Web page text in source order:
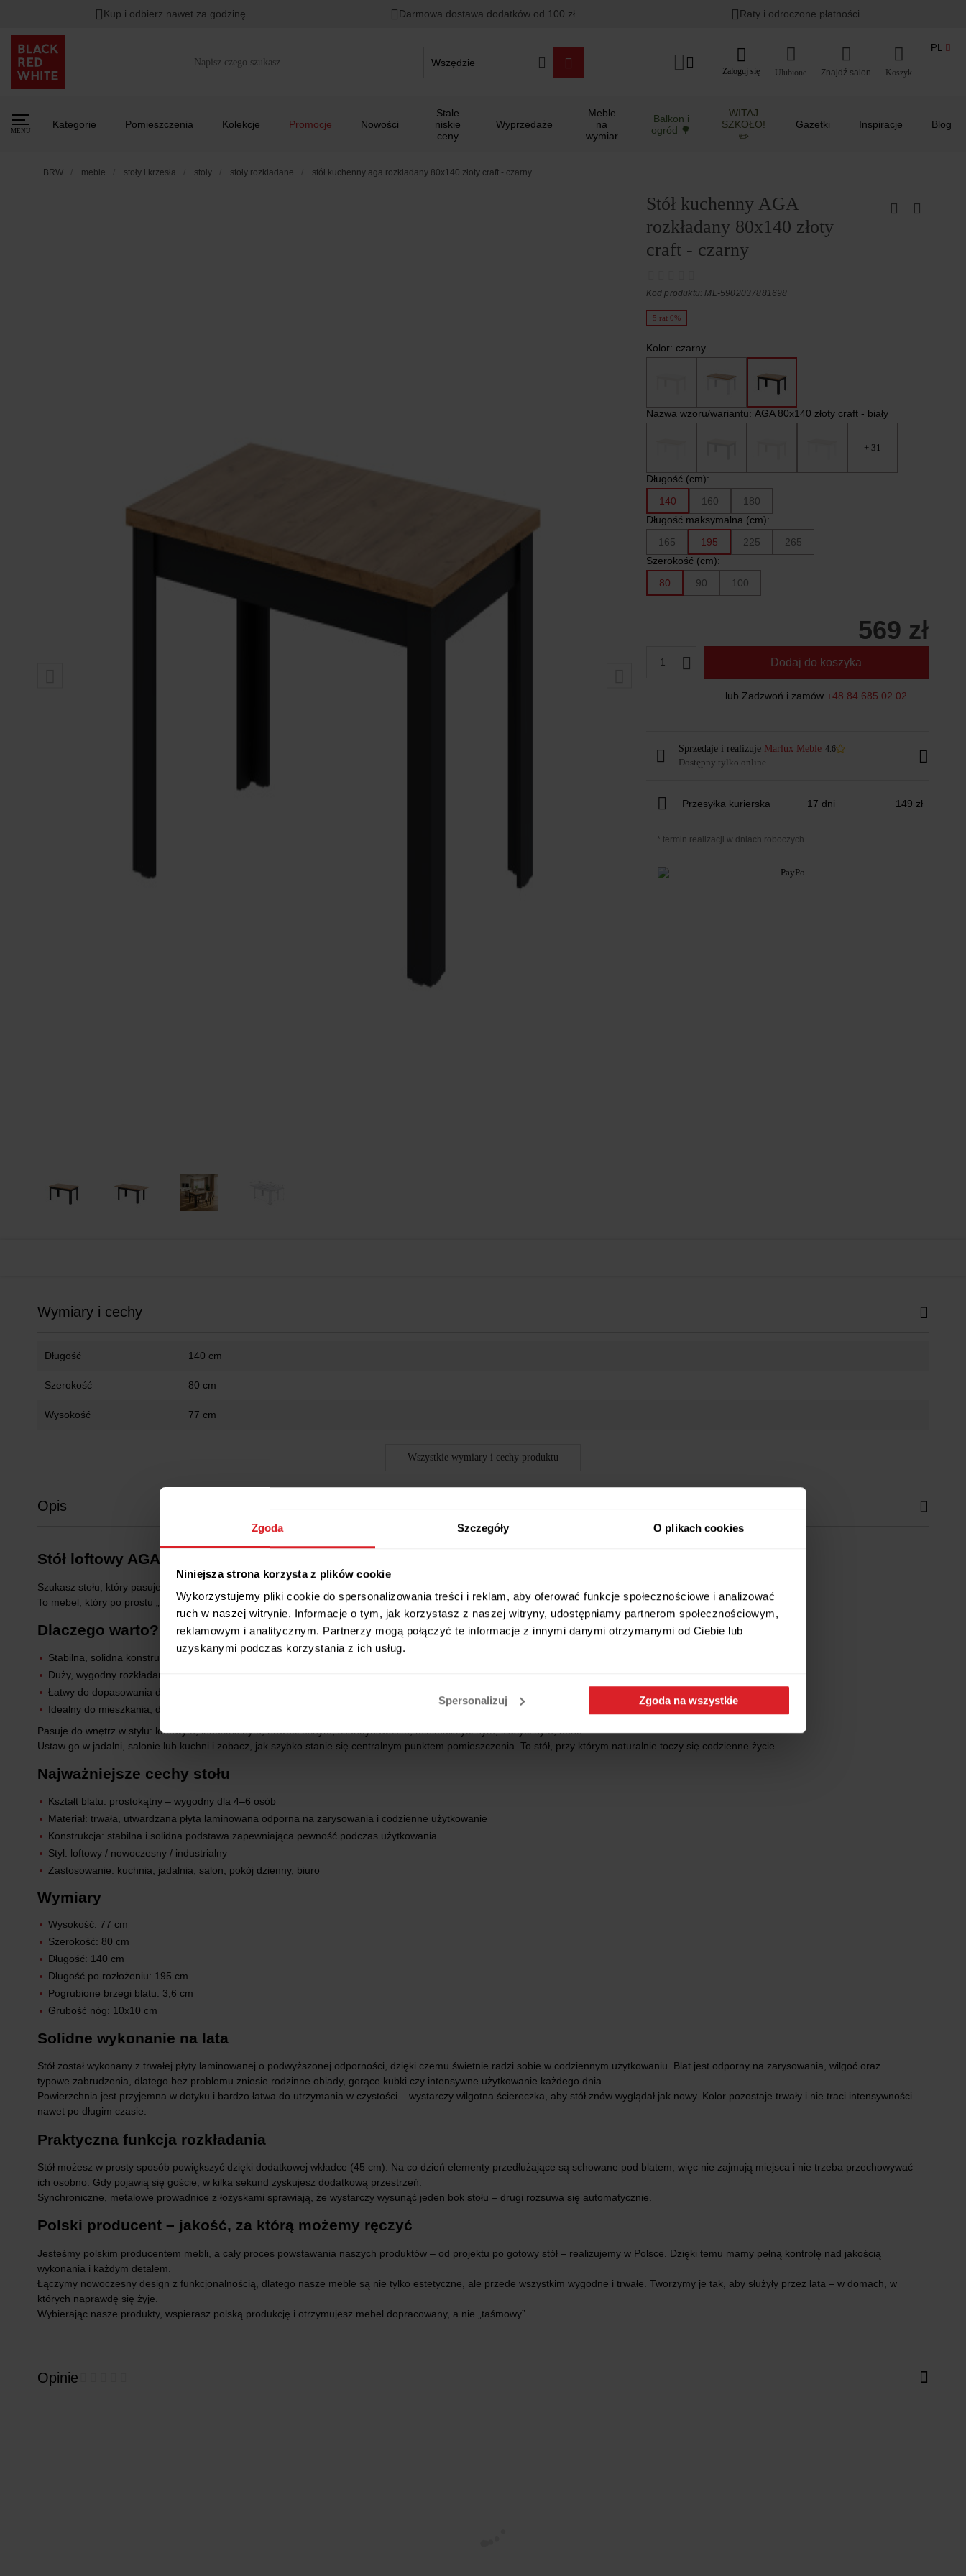
Zgoda Szczegóły O plikach cookies
Niniejsza strona korzysta z plików cookie
Wykorzystujemy pliki cookie do spersonalizowania treści i reklam, aby oferować funkcje społecznościowe i analizować
ruch w naszej witrynie. Informacje o tym, jak korzystasz z naszej witryny, udostępniamy partnerom społecznościowym,
reklamowym i analitycznym. Partnerzy mogą połączyć te informacje z innymi danymi otrzymanymi od Ciebie lub
uzyskanymi podczas korzystania z ich usług.
Spersonalizuj Zgoda na wszystkie
Kup i odbierz nawet za godzinę Darmowa dostawa dodatków od 100 zł Raty i odroczone płatności
Wszędzie
Zaloguj się Ulubione Koszyk
PL
MENU
Kategorie Pomieszczenia Kolekcje Promocje Nowości
Stale
niskie
ceny
Wyprzedaże
Meble
na
wymiar
Balkon i
ogród 🌳
WITAJ
SZKOŁO!
✏️
Gazetki Inspiracje Blog
BRW meble stoły i krzesła stoły stoły rozkładane stół kuchenny aga rozkładany 80x140 złoty craft - czarny
Stół kuchenny AGA
rozkładany 80x140 złoty
craft - czarny
Kod produktu: ML-5902037881698
5 rat 0%
Kolor: czarny
Nazwa wzoru/wariantu: AGA 80x140 złoty craft - biały
+ 31
Długość (cm):
140
160
180
Długość maksymalna (cm):
165
195 225
265
Szerokość (cm):
80
90 100
569 zł
1 Dodaj do koszyka
lub Zadzwoń i zamów +48 84 685 02 02
Sprzedaje i realizuje Marlux Meble 4.6
Dostępny tylko online
Przesyłka kurierska 17 dni 149 zł
* termin realizacji w dniach roboczych
Wymiary i cechy
Długość 140 cm
Szerokość 80 cm
Wysokość 77 cm
Wszystkie wymiary i cechy produktu
Opis
Stół loftowy AGA – prosty, rozkładany, ponadczasowy (80x140/195 cm)
Szukasz stołu, który pasuje do wszystkiego i nie wyjdzie z mody po jednym sezonie? Ten model to sprawdzona klasyka nowoczesnych wnętrz.
To mebel, który po prostu „robi robotę” – stabilny, wygodny w codziennym użytkowaniu i gotowy na rodzinne obiady, spotkania ze znajomymi czy pracę przy laptopie.
Dlaczego warto?
Stabilna, solidna konstrukcja
Duży, wygodny rozkładany blat do wspólnych posiłków
Łatwy do dopasowania do różnych aranżacji
Idealny do mieszkania, domu i biura
Pasuje do wnętrz w stylu: loftowym, industrialnym, nowoczesnym, skandynawskim, minimalistycznym, klasycznym, boho.
Ustaw go w jadalni, salonie lub kuchni i zobacz, jak szybko stanie się centralnym punktem pomieszczenia. To stół, przy którym naturalnie toczy się codzienne życie.
Najważniejsze cechy stołu
Kształt blatu: prostokątny – wygodny dla 4–6 osób
Materiał: trwała, utwardzana płyta laminowana odporna na zarysowania i codzienne użytkowanie
Konstrukcja: stabilna i solidna podstawa zapewniająca pewność podczas użytkowania
Styl: loftowy / nowoczesny / industrialny
Zastosowanie: kuchnia, jadalnia, salon, pokój dzienny, biuro
Wymiary
Wysokość: 77 cm
Szerokość: 80 cm
Długość: 140 cm
Długość po rozłożeniu: 195 cm
Pogrubione brzegi blatu: 3,6 cm
Grubość nóg: 10x10 cm
Solidne wykonanie na lata
Stół został wykonany z trwałej płyty laminowanej o podwyższonej odporności, dzięki czemu świetnie radzi sobie w codziennym użytkowaniu. Blat jest odporny na zarysowania, wilgoć oraz
typowe zabrudzenia, dlatego bez problemu zniesie rodzinne obiady, gorące kubki czy intensywne użytkowanie każdego dnia.
Powierzchnia jest przyjemna w dotyku i bardzo łatwa do utrzymania w czystości – wystarczy wilgotna ściereczka, aby stół znów wyglądał jak nowy. Kolor pozostaje trwały i nie traci intensywności
nawet po długim czasie.
Praktyczna funkcja rozkładania
Stół możesz w prosty sposób powiększyć dzięki dodatkowej wkładce (45 cm). Na co dzień elementy przedłużające są schowane pod blatem, więc nie zajmują miejsca i nie trzeba przechowywać
ich osobno. Gdy pojawią się goście, w kilka sekund zyskujesz dodatkową przestrzeń.
Synchroniczne, metalowe prowadnice z łożyskami sprawiają, że wystarczy wysunąć jeden bok stołu – drugi rozsuwa się automatycznie.
Polski producent – jakość, za którą możemy ręczyć
Jesteśmy polskim producentem mebli, a cały proces powstawania naszych produktów – od projektu po gotowy stół – realizujemy w Polsce. Dzięki temu mamy pełną kontrolę nad jakością
wykonania i każdym detalem.
Łączymy nowoczesny design z funkcjonalnością, dlatego nasze meble są nie tylko estetyczne, ale przede wszystkim wygodne i trwałe. Tworzymy je tak, aby służyły przez lata – w domach, w
których naprawdę się żyje.
Wybierając nasze produkty, wspierasz polską produkcję i otrzymujesz mebel dopracowany, a nie „taśmowy”.
Opinie